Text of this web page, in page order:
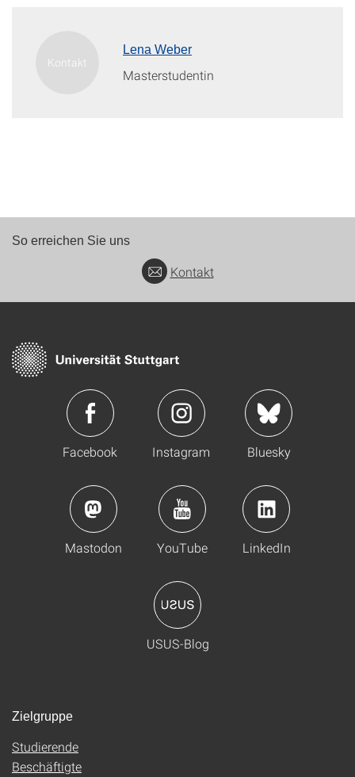
Lena Weber
Masterstudentin
So erreichen Sie uns
Kontakt
Facebook Instagram Bluesky
Mastodon YouTube LinkedIn
USUS-Blog
Zielgruppe
Studierende
Beschäftigte